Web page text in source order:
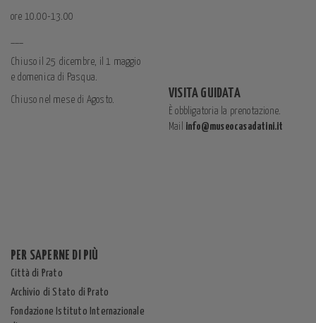
ore 10.00-13.00
Chiuso il 25 dicembre, il 1 maggio
e domenica di Pasqua.
Chiuso nel mese di Agosto. VISITA GUIDATA
È obbligatoria la prenotazione.
Mail info@museocasadatini.it
PER SAPERNE DI PIÙ
Città di Prato
Archivio di Stato di Prato
Fondazione Istituto Internazionale